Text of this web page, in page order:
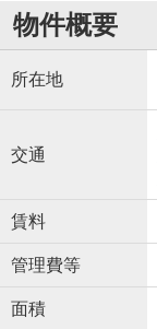
物件概要
所在地
交通
賃料
管理費等
面積